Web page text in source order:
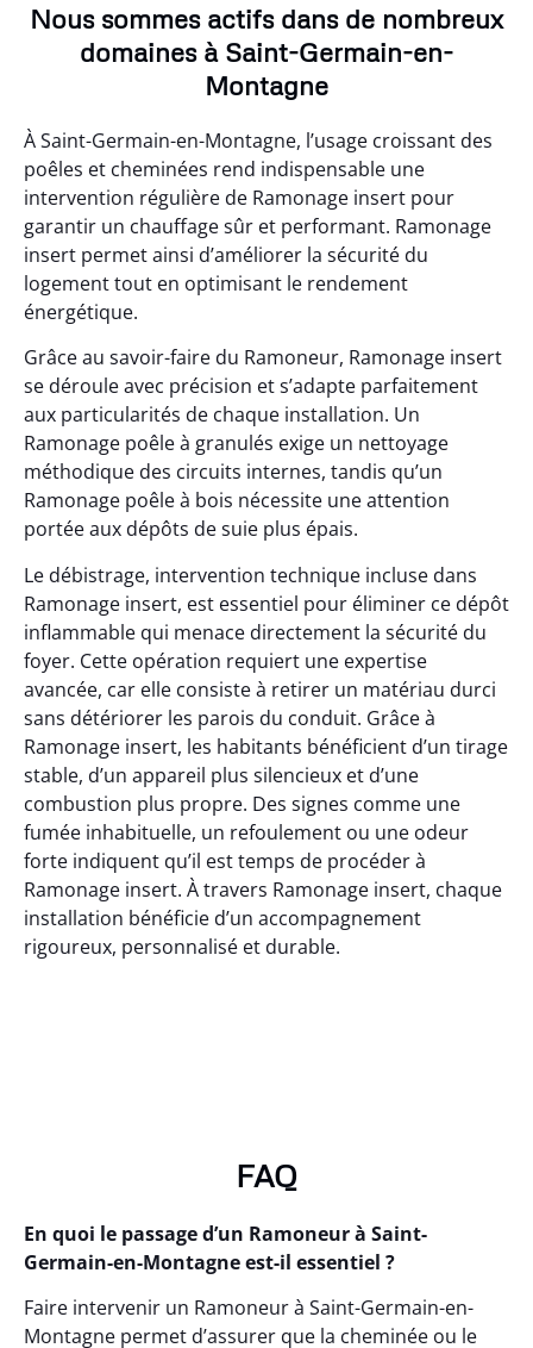
Nous sommes actifs dans de nombreux
domaines à Saint-Germain-en-
Montagne
À Saint-Germain-en-Montagne, l’usage croissant des
poêles et cheminées rend indispensable une
intervention régulière de Ramonage insert pour
garantir un chauffage sûr et performant. Ramonage
insert permet ainsi d’améliorer la sécurité du
logement tout en optimisant le rendement
énergétique.
Grâce au savoir-faire du Ramoneur, Ramonage insert
se déroule avec précision et s’adapte parfaitement
aux particularités de chaque installation. Un
Ramonage poêle à granulés exige un nettoyage
méthodique des circuits internes, tandis qu’un
Ramonage poêle à bois nécessite une attention
portée aux dépôts de suie plus épais.
Le débistrage, intervention technique incluse dans
Ramonage insert, est essentiel pour éliminer ce dépôt
inflammable qui menace directement la sécurité du
foyer. Cette opération requiert une expertise
avancée, car elle consiste à retirer un matériau durci
sans détériorer les parois du conduit. Grâce à
Ramonage insert, les habitants bénéficient d’un tirage
stable, d’un appareil plus silencieux et d’une
combustion plus propre. Des signes comme une
fumée inhabituelle, un refoulement ou une odeur
forte indiquent qu’il est temps de procéder à
Ramonage insert. À travers Ramonage insert, chaque
installation bénéficie d’un accompagnement
rigoureux, personnalisé et durable.
FAQ
En quoi le passage d’un Ramoneur à Saint-
Germain-en-Montagne est-il essentiel ?
Faire intervenir un Ramoneur à Saint-Germain-en-
Montagne permet d’assurer que la cheminée ou le